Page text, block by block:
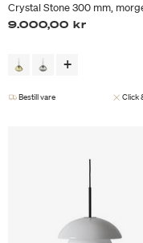
Crystal Stone 300 mm,
9.000,00 kr
Bestill vare Click